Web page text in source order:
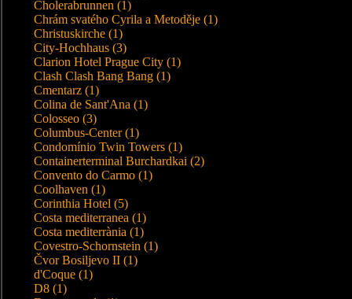
Cholerabrunnen (1)
Chrám svatého Cyrila a Metoděje (1)
Christuskirche (1)
City-Hochhaus (3)
Clarion Hotel Prague City (1)
Clash Clash Bang Bang (1)
Cmentarz (1)
Colina de Sant'Ana (1)
Colosseo (3)
Columbus-Center (1)
Condomínio Twin Towers (1)
Containerterminal Burchardkai (2)
Convento do Carmo (1)
Coolhaven (1)
Corinthia Hotel (5)
Costa mediterranea (1)
Costa mediterrània (1)
Covestro-Schornstein (1)
Čvor Bosiljevo II (1)
d'Coque (1)
D8 (1)